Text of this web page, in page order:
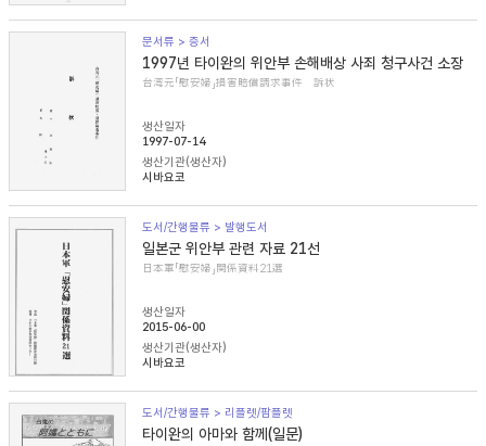
문서류 > 증서
1997년 타이완의 위안부 손해배상 사죄 청구사건 소장
台湾元「慰安婦」損害賠償請求事件 訴状
생산일자
1997-07-14
생산기관(생산자)
시바요코
도서/간행물류 > 발행도서
일본군 위안부 관련 자료 21선
日本軍「慰安婦」関係資料21選
생산일자
2015-06-00
생산기관(생산자)
시바요코
도서/간행물류 > 리플렛/팜플렛
타이완의 아마와 함께(일문)